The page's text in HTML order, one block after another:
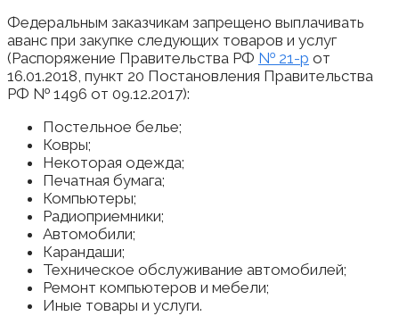
Федеральным заказчикам запрещено выплачивать
аванс при закупке следующих товаров и услуг
(Распоряжение Правительства РФ № 21-р от
16.01.2018, пункт 20 Постановления Правительства
РФ № 1496 от 09.12.2017):
Постельное белье;
Ковры;
Некоторая одежда;
Печатная бумага;
Компьютеры;
Радиоприемники;
Автомобили;
Карандаши;
Техническое обслуживание автомобилей;
Ремонт компьютеров и мебели;
Иные товары и услуги.